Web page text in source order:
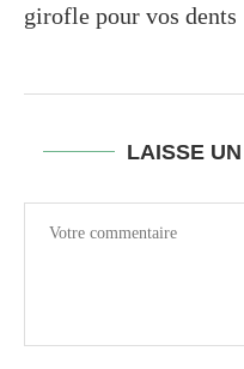
girofle pour vos
LAISSE